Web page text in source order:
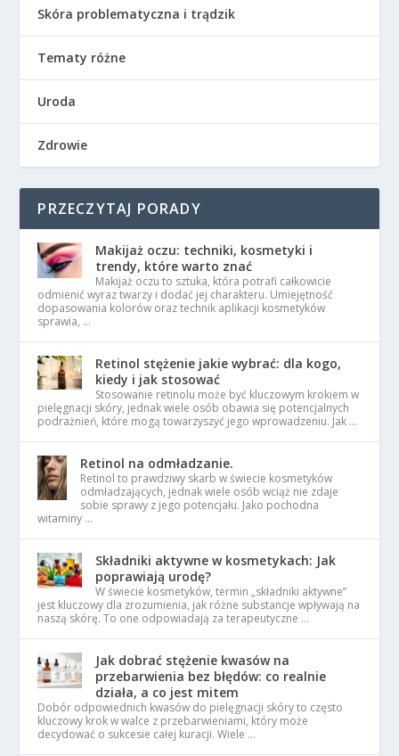
Skóra problematyczna i trądzik
Tematy różne
Uroda
Zdrowie
PRZECZYTAJ PORADY
Makijaż oczu: techniki, kosmetyki i
trendy, które warto znać
Makijaż oczu to sztuka, która potrafi całkowicie
odmienić wyraz twarzy i dodać jej charakteru. Umiejętność
dopasowania kolorów oraz technik aplikacji kosmetyków
sprawia, …
Retinol stężenie jakie wybrać: dla kogo,
kiedy i jak stosować
Stosowanie retinolu może być kluczowym krokiem w
pielęgnacji skóry, jednak wiele osób obawia się potencjalnych
podrażnień, które mogą towarzyszyć jego wprowadzeniu. Jak …
Retinol na odmładzanie.
Retinol to prawdziwy skarb w świecie kosmetyków
odmładzających, jednak wiele osób wciąż nie zdaje
sobie sprawy z jego potencjału. Jako pochodna
witaminy …
Składniki aktywne w kosmetykach: Jak
poprawiają urodę?
W świecie kosmetyków, termin „składniki aktywne”
jest kluczowy dla zrozumienia, jak różne substancje wpływają na
naszą skórę. To one odpowiadają za terapeutyczne …
Jak dobrać stężenie kwasów na
przebarwienia bez błędów: co realnie
działa, a co jest mitem
Dobór odpowiednich kwasów do pielęgnacji skóry to często
kluczowy krok w walce z przebarwieniami, który może
decydować o sukcesie całej kuracji. Wiele …